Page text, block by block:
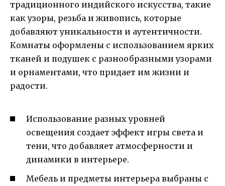
традиционного индийского искусства, такие
как узоры, резьба и живопись, которые
добавляют уникальности и аутентичности.
Комнаты оформлены с использованием ярких
тканей и подушек с разнообразными узорами
и орнаментами, что придает им жизни и
радости.
Использование разных уровней
освещения создает эффект игры света и
тени, что добавляет атмосферности и
динамики в интерьере.
Мебель и предметы интерьера выбраны с